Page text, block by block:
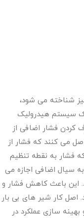
شناخته می شود،
سیستم هیدرولیک
کردن فشار اضافی از
می کنند که فشار از
فشار به نقطه تنظیم
سیال اضافی اجازه می
این باعث کاهش فشار و
کار شیر های بی بار
سازی عملکرد در